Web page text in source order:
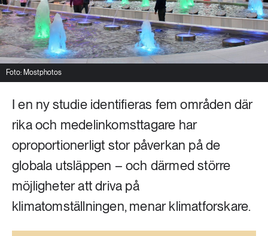
Social hållbarhet
Transport
Vatten
939 ARTIKLAR
Livsstil & konsumtion
612 ARTIKLAR
Mat & jordbruk
262 ARTIKLAR
Skog
360 ARTIKLAR
Social hållbarhet
Transport
Foto: Mostphotos
I en ny studie identifieras fem områden där
rika och medelinkomsttagare har
oproportionerligt stor påverkan på de
globala utsläppen – och därmed större
möjligheter att driva på
klimatomställningen, menar klimatforskare.